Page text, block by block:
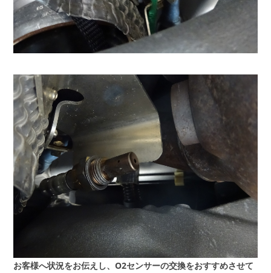
お客様へ状況をお伝えし、O2センサーの交換をおすすめさせて